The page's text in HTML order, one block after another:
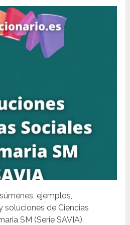
ejemplos,
soluciones de Ciencias
SM (Serie SAVIA).